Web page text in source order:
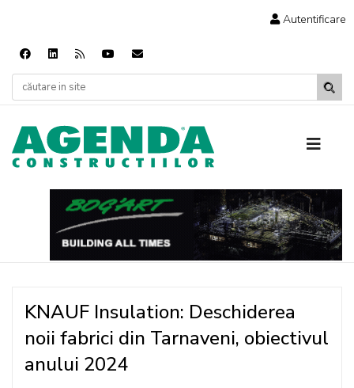
Autentificare
KNAUF Insulation: Deschiderea
noii fabrici din Tarnaveni, obiectivul
anului 2024